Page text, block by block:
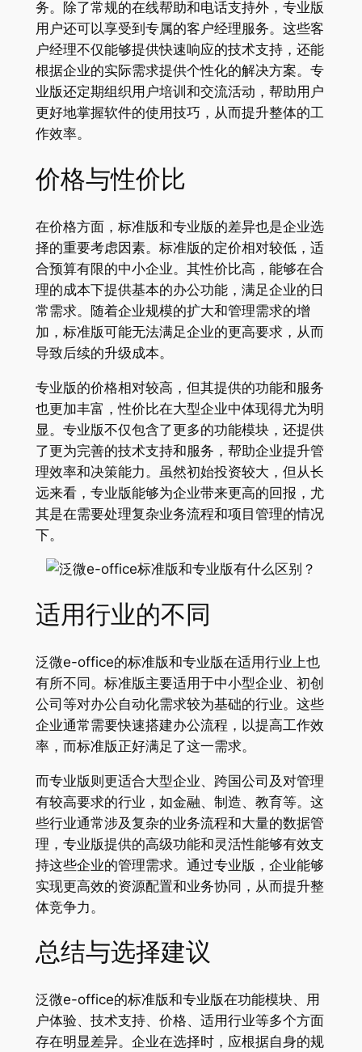
务。除了常规的在线帮助和电话支持外，专业版
用户还可以享受到专属的客户经理服务。这些客
户经理不仅能够提供快速响应的技术支持，还能
根据企业的实际需求提供个性化的解决方案。专
业版还定期组织用户培训和交流活动，帮助用户
更好地掌握软件的使用技巧，从而提升整体的工
作效率。
价格与性价比
在价格方面，标准版和专业版的差异也是企业选
择的重要考虑因素。标准版的定价相对较低，适
合预算有限的中小企业。其性价比高，能够在合
理的成本下提供基本的办公功能，满足企业的日
常需求。随着企业规模的扩大和管理需求的增
加，标准版可能无法满足企业的更高要求，从而
导致后续的升级成本。
专业版的价格相对较高，但其提供的功能和服务
也更加丰富，性价比在大型企业中体现得尤为明
显。专业版不仅包含了更多的功能模块，还提供
了更为完善的技术支持和服务，帮助企业提升管
理效率和决策能力。虽然初始投资较大，但从长
远来看，专业版能够为企业带来更高的回报，尤
其是在需要处理复杂业务流程和项目管理的情况
下。
适用行业的不同
泛微e-office的标准版和专业版在适用行业上也
有所不同。标准版主要适用于中小型企业、初创
公司等对办公自动化需求较为基础的行业。这些
企业通常需要快速搭建办公流程，以提高工作效
率，而标准版正好满足了这一需求。
而专业版则更适合大型企业、跨国公司及对管理
有较高要求的行业，如金融、制造、教育等。这
些行业通常涉及复杂的业务流程和大量的数据管
理，专业版提供的高级功能和灵活性能够有效支
持这些企业的管理需求。通过专业版，企业能够
实现更高效的资源配置和业务协同，从而提升整
体竞争力。
总结与选择建议
泛微e-office的标准版和专业版在功能模块、用
户体验、技术支持、价格、适用行业等多个方面
存在明显差异。企业在选择时，应根据自身的规